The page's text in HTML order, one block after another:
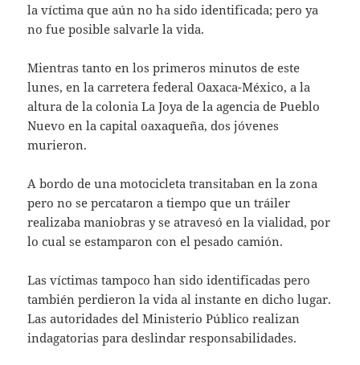
la víctima que aún no ha sido identificada; pero ya
no fue posible salvarle la vida.
Mientras tanto en los primeros minutos de este
lunes, en la carretera federal Oaxaca-México, a la
altura de la colonia La Joya de la agencia de Pueblo
Nuevo en la capital oaxaqueña, dos jóvenes
murieron.
A bordo de una motocicleta transitaban en la zona
pero no se percataron a tiempo que un tráiler
realizaba maniobras y se atravesó en la vialidad, por
lo cual se estamparon con el pesado camión.
Las víctimas tampoco han sido identificadas pero
también perdieron la vida al instante en dicho lugar.
Las autoridades del Ministerio Público realizan
indagatorias para deslindar responsabilidades.